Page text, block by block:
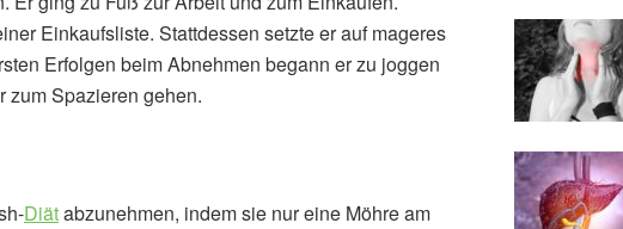
Einkaufsliste. Stattdessen setzte er auf mageres
Erfolgen beim Abnehmen begann er zu joggen
zum Spazieren gehen.
Diätabzunehmen, indem sie nur eine Möhre am